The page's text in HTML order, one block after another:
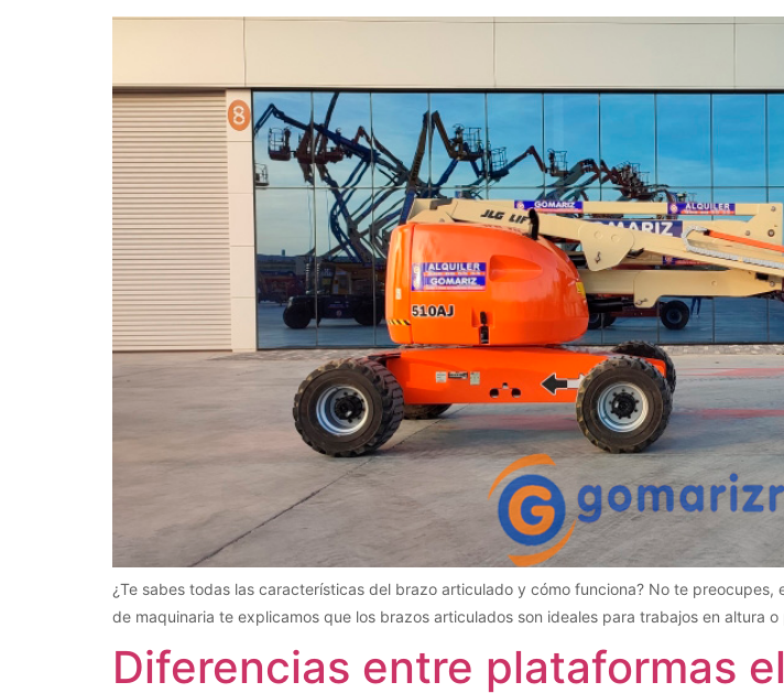
¿Te sabes todas las características del brazo articulado y cómo funciona? No te
de maquinaria te explicamos que los brazos articulados son ideales para trabajos en
Diferencias entre plataformas